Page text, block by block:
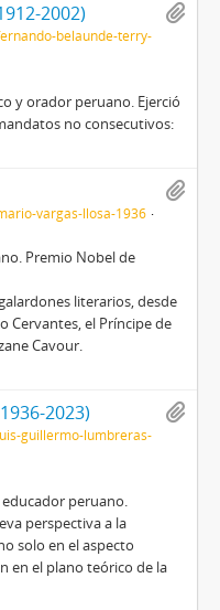
2002)
belaunde-terry-
y orador peruano. Ejerció
no consecutivos:
vargas-llosa-1936
Premio Nobel de
literarios, desde
Cervantes, el Príncipe de
Cavour.
2023)
guillermo-lumbreras-
peruano.
perspectiva a la
solo en el aspecto
en el plano teórico de la